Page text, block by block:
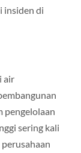
insiden di
air
pengelolaan
sering kali